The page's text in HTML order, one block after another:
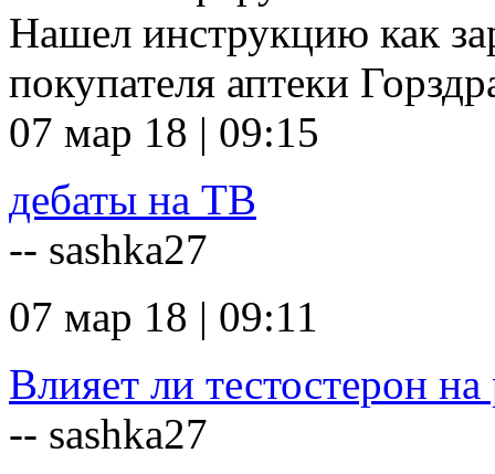
Нашел инструкцию как
покупателя аптеки
07 мар 18 | 09:15
дебаты на ТВ
-- sashka27
07 мар 18 | 09:11
Влияет ли тестостерон на
-- sashka27